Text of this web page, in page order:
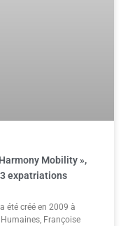
Mobility »,
expatriations
été créé en 2009 à
Françoise